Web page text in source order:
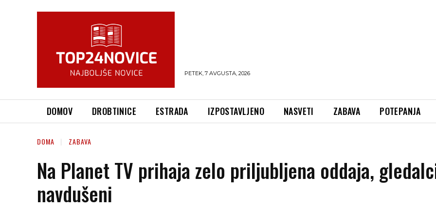
PETEK, 7 AVGUSTA, 2026
DOMOV DROBTINICE ESTRADA IZPOSTAVLJENO NASVETI ZABAVA POTEPANJA
DOMA ZABAVA
Na Planet TV prihaja zelo priljubljena oddaja,
navdušeni